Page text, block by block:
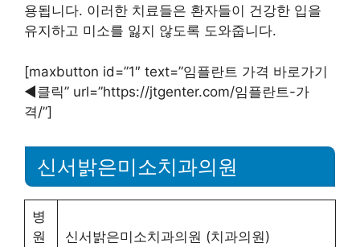
용됩니다. 이러한 치료들은 환자들이 건강한 입을
유지하고 미소를 잃지 않도록 도와줍니다.
[maxbutton id=”1″ text=”임플란트 가격 바로가기
◀︎클릭” url=”https://jtgenter.com/임플란트-가
격/”]
신서밝은미소치과의원
병
원
신서밝은미소치과의원 (치과의원)